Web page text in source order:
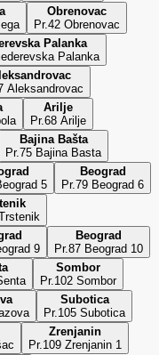
Obrenovac
Pr.42 Obrenovac
Palanka
Palanka
Aleksandrovac
Arilje
Pr.68 Arilje
Bajina Bašta
Pr.75 Bajina Basta
5
Beograd
Pr.79 Beograd 6
9
Beograd
Pr.87 Beograd 10
Sombor
Pr.102 Sombor
Subotica
Pr.105 Subotica
Zrenjanin
Pr.109 Zrenjanin 1